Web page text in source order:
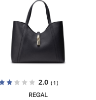
2.0（1）
REGAL